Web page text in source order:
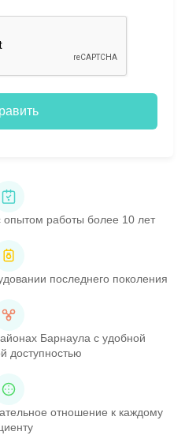
опытом работы более 10 лет
последнего поколения
Барнаула с удобной
доступностью
отношение к каждому